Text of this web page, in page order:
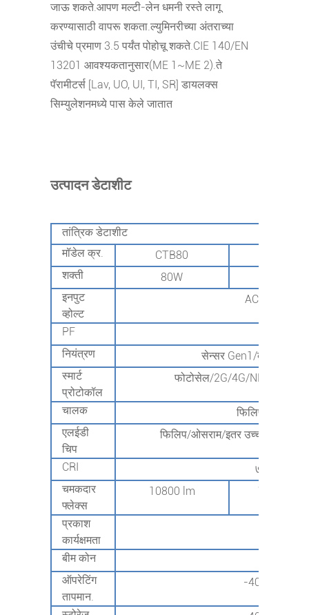
जाऊ शकते.आपण मल्टी-लेन धमनी रस्ते लागू
करण्यासाठी वापरू शकता.ल्युमिनरीच्या अंतराच्या
उंचीचे प्रमाण 3.5 पर्यंत पोहोचू शकते.CIE 140/EN
13201 आवश्यकतानुसार(ME 1~ME 2).ते
पॅरामीटर्स [Lav, UO, UI, TI, SR] डायलक्स
सिम्युलेशनमध्ये पास केले जातात
उत्पादन डेटाशीट
तांत्रिक डेटाशीट
मॉडेल क्र.
CTB80
शक्ती
80W
इनपुट
व्होल्ट
AC100-250V
PF
नियंत्रण
सेन्सर Gen1/बुद्धिमान
स्मार्ट
प्रोटोकॉल
फोटोसेल/2G/4G/NB-IoT/
चालक
फिलिप/मीनवेल/
एलईडी
चिप
फिलिप/ओसराम/इतर उच्च दर्जाचे
CRI
७०+/८०+
चमकदार
फ्लेक्स
10800 lm 16200
प्रकाश
कार्यक्षमता
बीम कोन
ऑपरेटिंग
तापमान.
-40℃~+50℃